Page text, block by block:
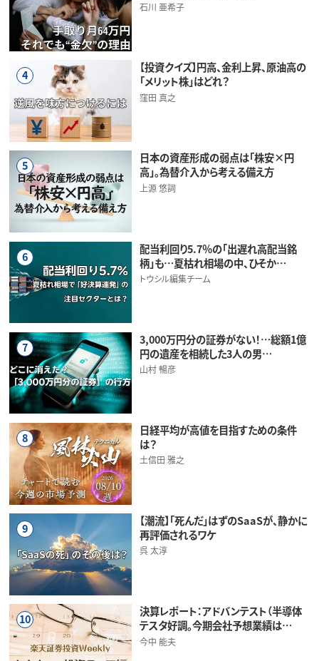
石川 亜希子
4
【投資クイズ】円高、金利上昇、原油高の
「メリット株」はどれ？
窪田 真之
5
日本の資産形成の弱点は「株安×円
高」。為替介入から考える備え方
上源 悠詞
6
配当利回り5.7％の「出遅れ高配当銘
柄」も…夏枯れ相場の中、ひそか…
トウシル編集チーム
7
3,000万円分の証券がない！…総額1億
円の遺産を相続した3人の男…
山村 暢彦
8
日経平均が高値を目指すための条件
は？
土信田 雅之
9
【潮流】「死んだ」はずのSaaSが、静かに
再評価されるワケ
呉 太淳
10
決算レポート：アドバンテスト（半導体
テスタ好調。今期会社予想業績は…
今中 能夫